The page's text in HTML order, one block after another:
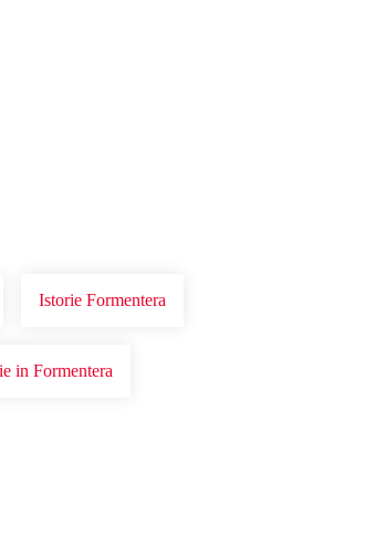
Istorie Formentera
in Formentera